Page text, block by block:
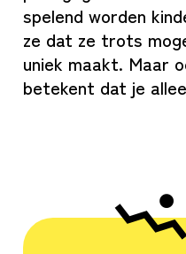
spelend worden
ze dat ze trots
uniek maakt. Maar
betekent dat je